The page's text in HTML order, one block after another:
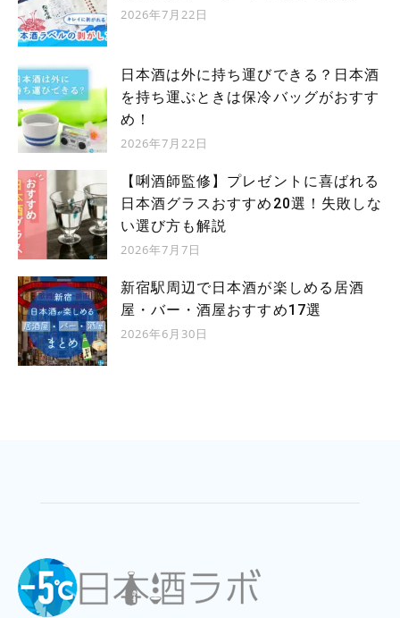
2026年7月22日
日本酒は外に持ち運びできる？日本酒
を持ち運ぶときは保冷バッグがおすす
め！
2026年7月22日
【唎酒師監修】プレゼントに喜ばれる
日本酒グラスおすすめ20選！失敗しな
い選び方も解説
2026年7月7日
新宿駅周辺で日本酒が楽しめる居酒
屋・バー・酒屋おすすめ17選
2026年6月30日